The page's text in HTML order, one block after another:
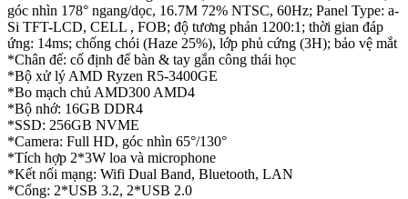
góc nhìn 178° ngang/dọc, 16.7M 72% NTSC, 60Hz; Panel Type: a-
Si TFT-LCD, CELL , FOB; độ tương phản 1200:1; thời gian đáp
ứng: 14ms; chống chói (Haze 25%), lớp phủ cứng (3H); bảo vệ mắt
*Chân đế: cố định để bàn & tay gắn công thái học
*Bộ xử lý AMD Ryzen R5-3400GE
*Bo mạch chủ AMD300 AMD4
*Bộ nhớ: 16GB DDR4
*SSD: 256GB NVME
*Camera: Full HD, góc nhìn 65°/130°
*Tích hợp 2*3W loa và microphone
*Kết nối mạng: Wifi Dual Band, Bluetooth, LAN
*Cổng: 2*USB 3.2, 2*USB 2.0